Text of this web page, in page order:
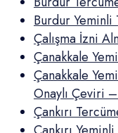
Burdur Yeminli
Çalışma İzni
Çanakkale
Çanakkale
Onaylı Çeviri
Çankırı